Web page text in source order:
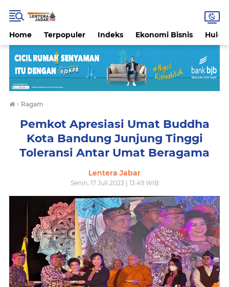
Home Terpopuler Indeks Ekonomi Bisnis
› Ragam
Pemkot Apresiasi Umat Buddha
Kota Bandung Junjung Tinggi
Toleransi Antar Umat Beragama
Lentera Jabar
Senin, 17 Juli 2023 | 13:49 WIB